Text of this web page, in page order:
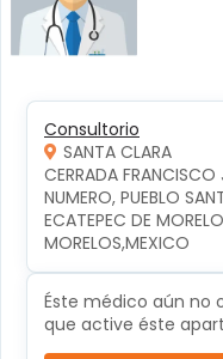
Consultorio
SANTA CLARA
CERRADA FRANCISCO
NUMERO, PUEBLO
ECATEPEC DE
MORELOS,MEXICO
Éste médico aún no
que active éste